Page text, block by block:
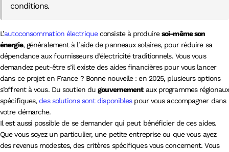
conditions.
L’autoconsommation électriqueconsiste à produiresoi-même son
énergie, généralement à l’aide de panneaux solaires, pour réduire sa
dépendance aux fournisseurs d’électricité traditionnels. Vous vous
demandez peut-être s’il existe des aides financières pour vous lancer
dans ce projet en France ? Bonne nouvelle : en 2025, plusieurs options
s’offrent à vous. Du soutien dugouvernementaux programmes régionaux
spécifiques,des solutions sont disponiblespour vous accompagner dans
votre démarche.
Il est aussi possible de se demander qui peut bénéficier de ces aides.
Que vous soyez un particulier, une petite entreprise ou que vous ayez
des revenus modestes, des critères spécifiques vous concernent. Vous